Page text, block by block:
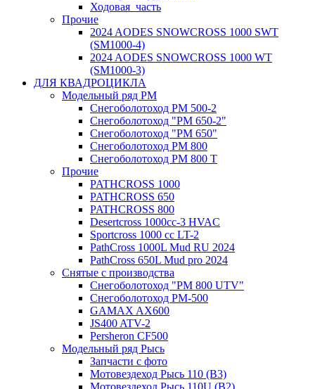
Ходовая_часть
Прочие
2024 AODES SNOWCROSS 1000 SWT
(SM1000-4)
2024 AODES SNOWCROSS 1000 WT
(SM1000-3)
ДЛЯ КВАДРОЦИКЛА
Модельный ряд РМ
Снегоболотоход РМ 500-2
Снегоболотоход "РМ 650-2"
Снегоболотоход "РМ 650"
Снегоболотоход РМ 800
Снегоболотоход РМ 800 Т
Прочие
PATHCROSS 1000
PATHCROSS 650
PATHCROSS 800
Desertcross 1000cc-3 HVAC
Sportcross 1000 cc LT-2
PathCross 1000L Mud RU 2024
PathCross 650L Mud pro 2024
Снятые с производства
Снегоболотоход "РМ 800 UTV"
Снегоболотоход РМ-500
GAMAX AX600
JS400 ATV-2
Persheron CF500
Модельный ряд Рысь
Запчасти с фото
Мотовездеход Рысь 110 (B3)
Мотовездеход Рысь 110U (B2)